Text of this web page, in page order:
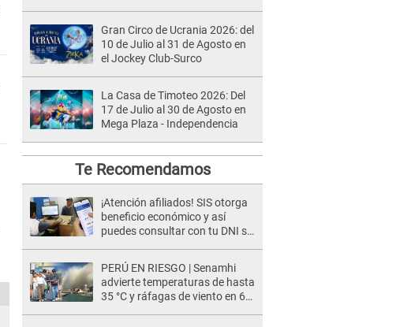
Gran Circo de Ucrania 2026: del
10 de Julio al 31 de Agosto en
el Jockey Club-Surco
La Casa de Timoteo 2026: Del
17 de Julio al 30 de Agosto en
Mega Plaza - Independencia
Te Recomendamos
¡Atención afiliados! SIS otorga
beneficio económico y así
puedes consultar con tu DNI si
PERÚ EN RIESGO | Senamhi
advierte temperaturas de hasta
35 °C y ráfagas de viento en 6